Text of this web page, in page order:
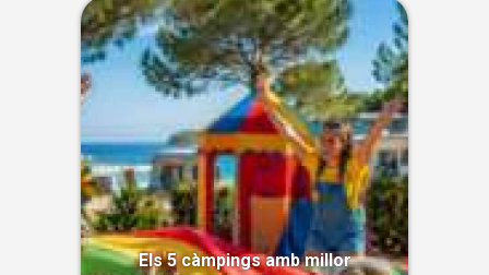
Els 5 càmpings amb millor